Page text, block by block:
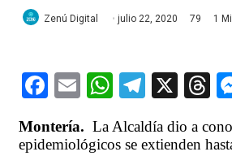
Zenú Digital julio 22, 2020 79 1
Facebook
Email X
Montería. La Alcaldía dio a
epidemiológicos se extienden